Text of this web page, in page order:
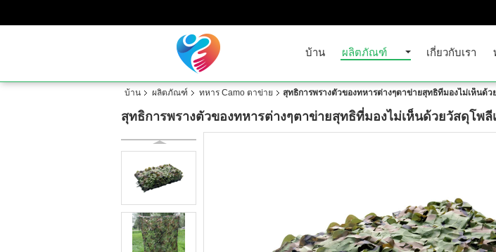
บ้าน ผลิตภัณฑ์ เกี่ยวกับเรา
บ้าน ผลิตภัณฑ์ ทหาร Camo ตาข่าย สุทธิการพรางตัวของทหารต่างๆตาข่ายสุทธิที่มองไม่เห็นด้ว
สุทธิการพรางตัวของทหารต่างๆตาข่ายสุทธิที่มองไม่เห็นด้วยวัสดุโพลี